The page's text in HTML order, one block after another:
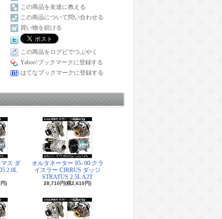
この商品を友達に教える
この商品について問い合わせる
買い物を続ける
この商品をログピでつぶやく
Yahoo!ブックマークに登録する
はてなブックマークに登録する
ス ダ
2.0L
)
オルタネーター 95- 00 クラ
イスラー CIRRUS ダッジ
STRATUS 2.5L A2T
28,710円(税2,610円)